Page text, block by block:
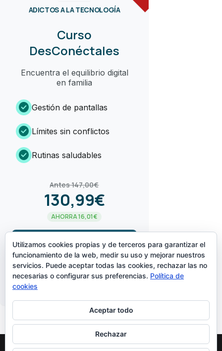
ADICTOS A LA TECNOLOGÍA
Curso
DesConéctales
Encuentra el equilibrio digital
en familia
check_circle Gestión de pantallas
check_circle Límites sin conflictos
check_circle Rutinas saludables
Antes 147,00€
130,99€
AHORRA 16,01€
¡LO QUIERO!arrow_forward
CREADO POR
Utilizamos cookies propias y de terceros para garantizar el
funcionamiento de la web, medir su uso y mejorar nuestros
servicios. Puede aceptar todas las cookies, rechazar las no
necesarias o configurar sus preferencias. Política de
cookies
Aceptar todo
Rechazar